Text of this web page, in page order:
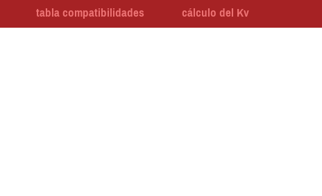
tabla compatibilidades cálculo del Kv